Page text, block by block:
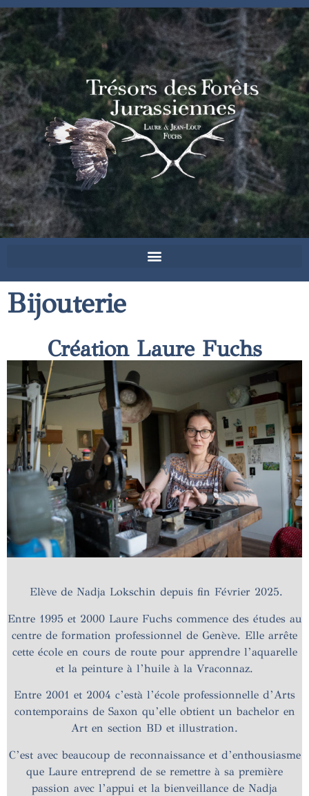
Bijouterie
Création Laure Fuchs
Elève de Nadja Lokschin depuis fin Février 2025.
Entre 1995 et 2000 Laure Fuchs commence des études au
centre de formation professionnel de Genève. Elle arrête
cette école en cours de route pour apprendre l’aquarelle
et la peinture à l’huile à la Vraconnaz.
Entre 2001 et 2004 c’està l’école professionnelle d’Arts
contemporains de Saxon qu’elle obtient un bachelor en
Art en section BD et illustration.
C’est avec beaucoup de reconnaissance et d’enthousiasme
que Laure entreprend de se remettre à sa première
passion avec l’appui et la bienveillance de Nadja